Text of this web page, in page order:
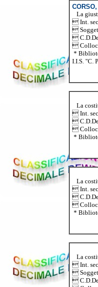
La
 Int.



*
I.I.S. "C.
La
 Int.


*
La
 Int.


*
La
 Int.

